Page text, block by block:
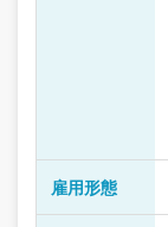
雇用形態